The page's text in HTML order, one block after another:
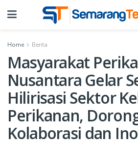
Home Berita
Masyarakat
Nusantara Gelar
Hilirisasi Sektor
Perikanan,
Kolaborasi dan